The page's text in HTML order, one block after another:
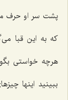
پشت سر او حرف
که به این قبا
هرچه خواستى
ببینید اینها